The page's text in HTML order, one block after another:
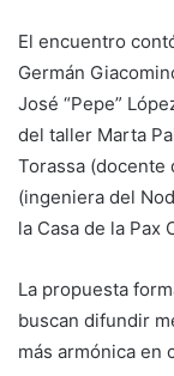
El encuentro
Germán
José “Pepe”
del taller Marta
Torassa (docente
(ingeniera del
la Casa de la Pax
La propuesta
buscan difundir
más armónica en